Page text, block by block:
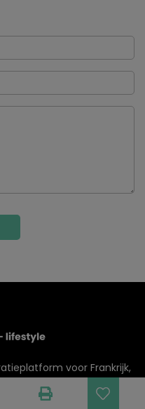
voor Frankrijk,
nieuws en weetjes over
de Franse keuken!